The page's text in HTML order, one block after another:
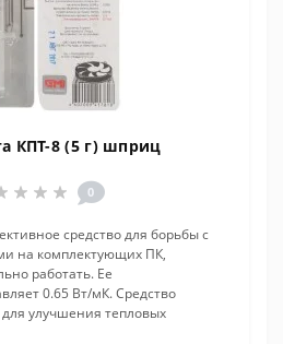
КПТ-8 (5 г) шприц
0
средство для борьбы с
на комплектующих ПК,
работать. Ее
0.65 Вт/мК. Средство
улучшения тепловых